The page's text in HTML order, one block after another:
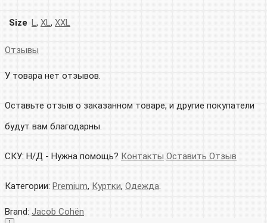
Size L, XL, XXL
Отзывы
У товара нет отзывов.
Оставьте отзыв о заказанном товаре, и другие покупатели
будут вам благодарны.
СКУ: Н/Д - Нужна помощь? Контакты Оставить Отзыв
Категории: Premium, Куртки, Одежда
Brand: Jacob Cohën